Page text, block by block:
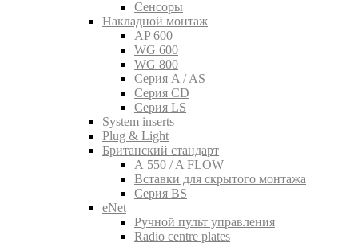
Сенсоры
Накладной монтаж
AP 600
WG 600
WG 800
Серия A / AS
Серия CD
Серия LS
System inserts
Plug & Light
Британский стандарт
A 550 / A FLOW
Вставки для скрытого монтажа
Серия BS
eNet
Pучной пульт управления
Radio centre plates